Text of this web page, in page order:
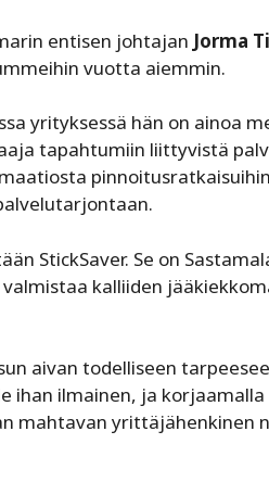
entisen johtajan Jorma
vuotta aiemmin.
yrityksessä hän on ainoa
tapahtumiin liittyvistä
StickSaver. Se on
kalliiden
aivan todelliseen
ihan ilmainen, ja korjaamalla
mahtavan yrittäjähenkinen